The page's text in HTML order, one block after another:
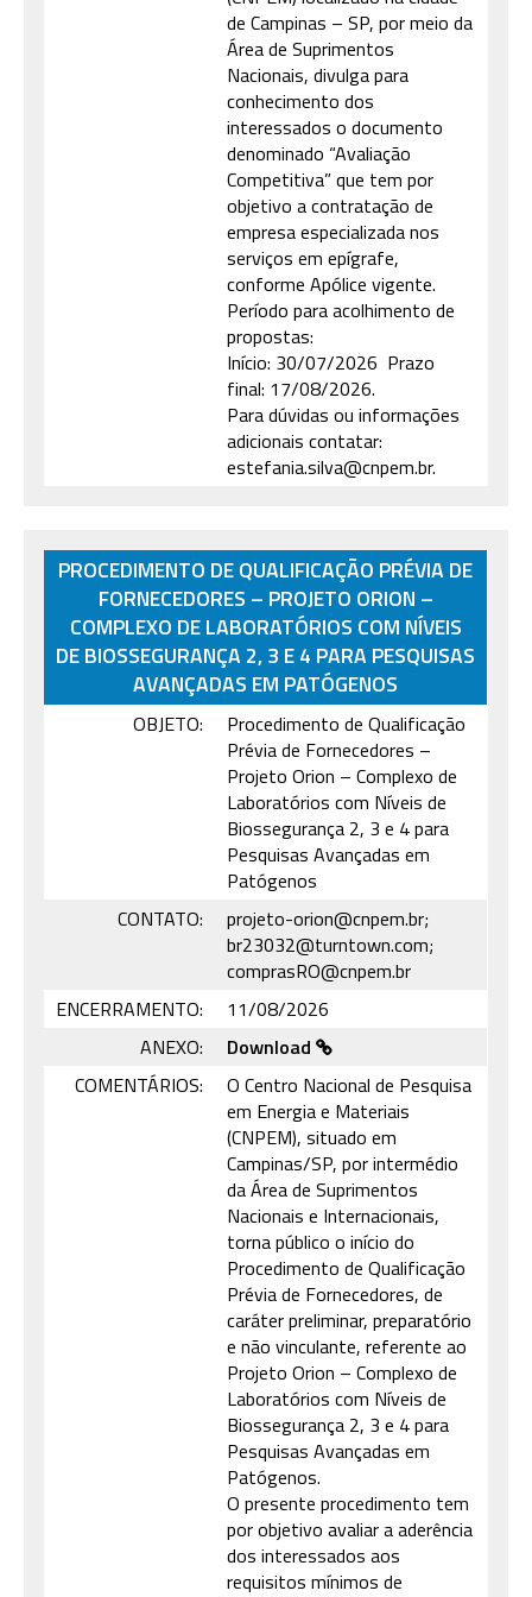
de Campinas – SP, por meio da
Área de Suprimentos
Nacionais, divulga para
conhecimento dos
interessados o documento
denominado “Avaliação
Competitiva” que tem por
objetivo a contratação de
empresa especializada nos
serviços em epígrafe,
conforme Apólice vigente.
Período para acolhimento de
propostas:
Início: 30/07/2026 Prazo
final: 17/08/2026.
Para dúvidas ou informações
adicionais contatar:
estefania.silva@cnpem.br.
PROCEDIMENTO DE QUALIFICAÇÃO PRÉVIA DE
FORNECEDORES – PROJETO ORION –
COMPLEXO DE LABORATÓRIOS COM NÍVEIS
DE BIOSSEGURANÇA 2, 3 E 4 PARA PESQUISAS
AVANÇADAS EM PATÓGENOS
OBJETO:
Procedimento de Qualificação
Prévia de Fornecedores –
Projeto Orion – Complexo de
Laboratórios com Níveis de
Biossegurança 2, 3 e 4 para
Pesquisas Avançadas em
Patógenos
CONTATO:
projeto-orion@cnpem.br;
br23032@turntown.com;
comprasRO@cnpem.br
ENCERRAMENTO:
11/08/2026
ANEXO:
Download
COMENTÁRIOS:
O Centro Nacional de Pesquisa
em Energia e Materiais
(CNPEM), situado em
Campinas/SP, por intermédio
da Área de Suprimentos
Nacionais e Internacionais,
torna público o início do
Procedimento de Qualificação
Prévia de Fornecedores, de
caráter preliminar, preparatório
e não vinculante, referente ao
Projeto Orion – Complexo de
Laboratórios com Níveis de
Biossegurança 2, 3 e 4 para
Pesquisas Avançadas em
Patógenos.
O presente procedimento tem
por objetivo avaliar a aderência
dos interessados aos
requisitos mínimos de